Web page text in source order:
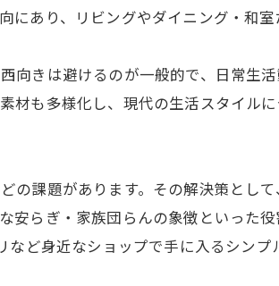
にあり、リビングやダイニング・和
向きは避けるのが一般的で、日常生
材も多様化し、現代の生活スタイル
の課題があります。その解決策とし
安らぎ・家族団らんの象徴といった
ど身近なショップで手に入るシンプ